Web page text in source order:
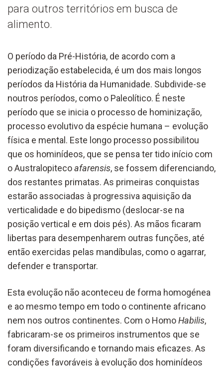
para outros territórios em busca de
alimento.
O período da Pré-História, de acordo com a
periodização estabelecida, é um dos mais longos
períodos da História da Humanidade. Subdivide-se
noutros períodos, como o Paleolítico. É neste
período que se inicia o processo de hominização,
processo evolutivo da espécie humana – evolução
física e mental. Este longo processo possibilitou
que os hominídeos, que se pensa ter tido início com
o Australopitecoafarensis, se fossem diferenciando,
dos restantes primatas. As primeiras conquistas
estarão associadas à progressiva aquisição da
verticalidade e do bipedismo (deslocar-se na
posição vertical e em dois pés). As mãos ficaram
libertas para desempenharem outras funções, até
então exercidas pelas mandíbulas, como o agarrar,
defender e transportar.
Esta evolução não aconteceu de forma homogénea
e ao mesmo tempo em todo o continente africano
nem nos outros continentes. Com o HomoHabilis,
fabricaram-se os primeiros instrumentos que se
foram diversificando e tornando mais eficazes. As
condições favoráveis à evolução dos hominídeos